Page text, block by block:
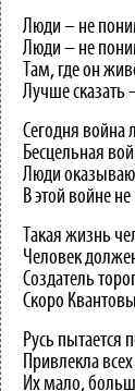
Люди – не
Люди – не
Там, где он
Лучше сказать
Сегодня война
Бесцельная
Люди
В этой войне
Такая жизнь
Человек
Создатель
Скоро
Русь пытается
Привлекла
Их мало,